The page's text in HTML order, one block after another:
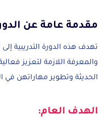
مقدمة عامة عن
تهدف هذه الدورة التدريبية
والمعرفة اللازمة لتعزيز
الحديثة وتطوير مهاراتهن في
الهدف العام: